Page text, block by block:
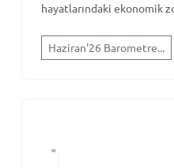
hayatlarındaki ekonomik
Haziran'26 Barometre...